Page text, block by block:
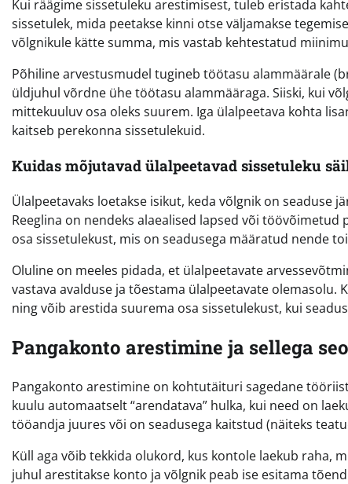
Kui räägime sissetuleku arestimisest, tuleb eristada
sissetulek, mida peetakse kinni otse väljamakse
võlgnikule kätte summa, mis vastab kehtestatud
Põhiline arvestusmudel tugineb töötasu alammäärale
üldjuhul võrdne ühe töötasu alammääraga. Siiski, kui
mittekuuluv osa oleks suurem. Iga ülalpeetava kohta
kaitseb perekonna sissetulekuid.
Kuidas mõjutavad ülalpeetavad sissetuleku
Ülalpeetavaks loetakse isikut, keda võlgnik on seaduse
Reeglina on nendeks alaealised lapsed või
osa sissetulekust, mis on seadusega määratud nende
Oluline on meeles pidada, et ülalpeetavate
vastava avalduse ja tõestama ülalpeetavate olemasolu.
ning võib arestida suurema osa sissetulekust, kui
Pangakonto arestimine ja sellega
Pangakonto arestimine on kohtutäituri sagedane
kuulu automaatselt “arendatava” hulka, kui need on
tööandja juures või on seadusega kaitstud (näiteks
Küll aga võib tekkida olukord, kus kontole laekub raha,
juhul arestitakse konto ja võlgnik peab ise esitama